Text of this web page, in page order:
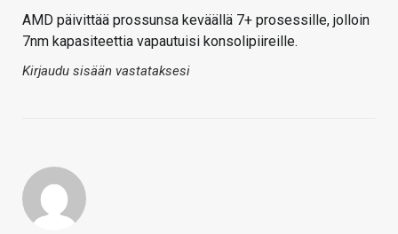
AMD päivittää prossunsa keväällä 7+ prosessille, jolloin
7nm kapasiteettia vapautuisi konsolipiireille.
Kirjaudu sisään vastataksesi